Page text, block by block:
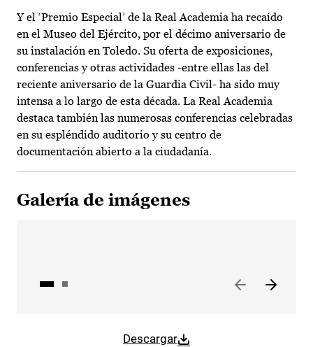
Y el ‘Premio Especial’ de la Real Academia ha recaído
en el Museo del Ejército, por el décimo aniversario de
su instalación en Toledo. Su oferta de exposiciones,
conferencias y otras actividades -entre ellas las del
reciente aniversario de la Guardia Civil- ha sido muy
intensa a lo largo de esta década. La Real Academia
destaca también las numerosas conferencias celebradas
en su espléndido auditorio y su centro de
documentación abierto a la ciudadanía.
Galería de imágenes
Descargar